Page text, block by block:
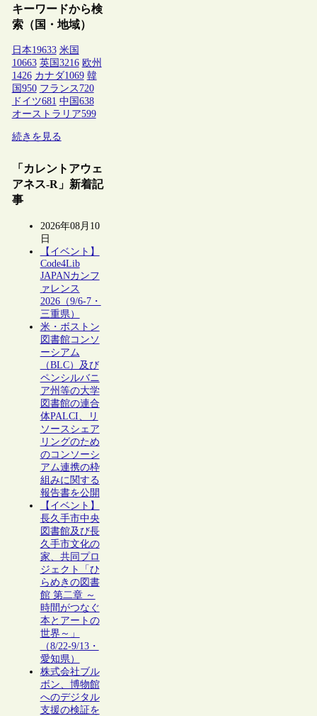
キーワードから検
索（国・地域）
日本19633 米国
10663 英国 3216 欧州
1426 カナダ1069 韓
国 950 フランス 720
ドイツ681 中国 638
オーストラリア599
続きを見る
「カレントアウェ
アネス-R」新着記
事
2026年08月10
日
【イベント】
Code4Lib
JAPANカンフ
ァレンス
2026（9/6-7・
三重県）
米・ボストン
図書館コンソ
ーシアム
（BLC）及び
ペンシルバニ
ア州等の大学
図書館の連合
体PALCI、リ
ソースシェア
リングのため
のコンソーシ
アム連携の枠
組みに関する
報告書を公開
【イベント】
長久手市中央
図書館及び長
久手市文化の
家、共同プロ
ジェクト「ひ
らめきの図書
館 第二章 ～
時間がつなぐ
本とアートの
世界～」
（8/22-9/13・
愛知県）
株式会社ブル
ボン、博物館
へのデジタル
支援の検証を